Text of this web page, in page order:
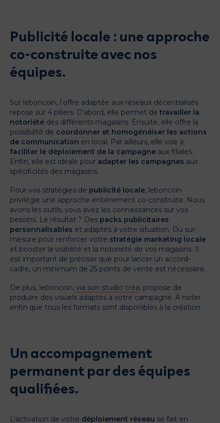
Publicité locale : une approche
co-construite avec nos
équipes.
Sur leboncoin, l’offre adaptée aux réseaux décentralisés
repose sur 4 piliers. D’abord, elle permet de travailler la
notoriété des différents magasins. Ensuite, elle offre la
possibilité de coordonner et homogénéiser les actions
de communication en local. Par ailleurs, elle vise à
faciliter le déploiement de la campagne aux filiales.
Enfin, elle est idéale pour adapter les campagnes aux
spécificités des magasins.
Pour vos stratégies de publicité locale, leboncoin
privilégie une approche entièrement co-construite. Nous
avons les outils, vous avez les connaissances sur vos
besoins. Le résultat ? Des packs publicitaires
personnalisables et adaptés à votre situation. Du sur-
mesure pour renforcer votre stratégie marketing locale
et booster la visibilité et la notoriété de vos magasins. Il
est important de préciser que pour lancer un accord-
cadre, un minimum de 25 points de vente est nécessaire.
De plus, leboncoin, via son studio créa, propose de
produire des visuels adaptés à votre campagne. À noter
enfin que tous les formats sont disponibles à la création.
Un accompagnement
permanent par des équipes
qualifiées.
L’activation de votre déploiement réseau se fait en